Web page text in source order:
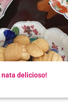
nata delicioso!